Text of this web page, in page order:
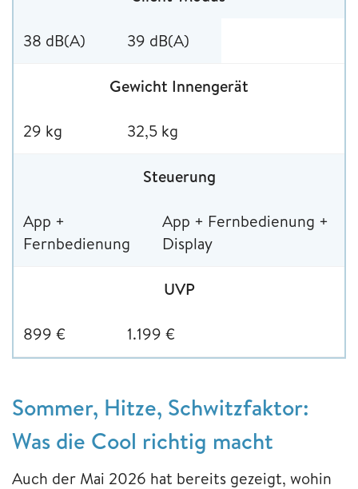
38 dB(A) 39 dB(A)
Gewicht Innengerät
29 kg 32,5 kg
Steuerung
App +
Fernbedienung
App + Fernbedienung +
Display
UVP
899 € 1.199 €
Sommer, Hitze, Schwitzfaktor:
Was die Cool richtig macht
Auch der Mai 2026 hat bereits gezeigt, wohin